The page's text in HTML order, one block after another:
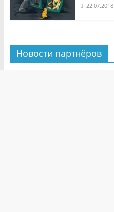
22.07.2018
Новости партнёров